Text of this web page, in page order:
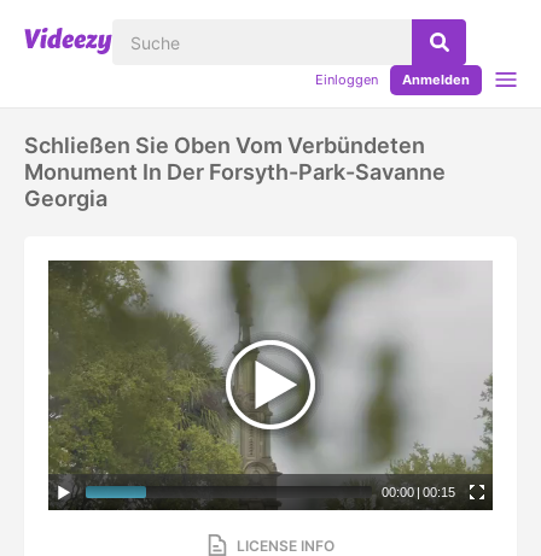
Einloggen Anmelden
Schließen Sie Oben Vom Verbündeten
Monument In Der Forsyth-Park-Savanne
Georgia
00:00| 00:15
LICENSE INFO